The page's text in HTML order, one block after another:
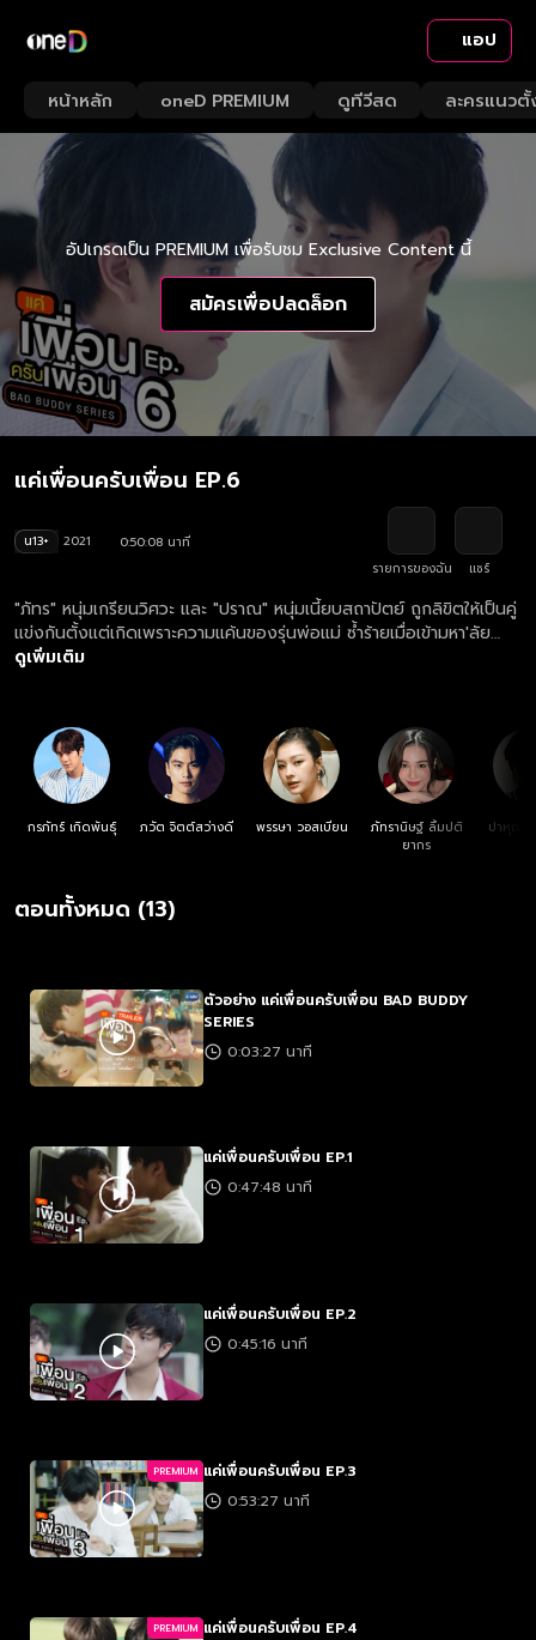
แอป
หน้าหลัก oneD PREMIUM ดูทีวีสด ละครแนวตั้
อัปเกรดเป็น PREMIUM เพื่อรับชม Exclusive Content นี้
สมัครเพื่อปลดล็อก
แค่เพื่อนครับเพื่อน EP.6
น13+ 2021
0:50:08 นาที
รายการของฉัน
แชร์
"ภัทร" หนุ่มเกรียนวิศวะ และ "ปราณ" หนุ่มเนี้ยบสถาปัตย์ ถูกลิขิตให้เป็นคู่
แข่งกันตั้งแต่เกิดเพราะความแค้นของรุ่นพ่อแม่ ซ้ำร้ายเมื่อเข้ามหา'ลัย
คณะของทั้งคู่ดันเป็นคู่อริกันอีก! เพื่อหลีกเลี่ยงการปะทะตามคำสั่งน้อง
เปิดโปงเมื่อไหร่!
ดูเพิ่มเติม
กรภัทร์ เกิดพันธุ์ ภวัต จิตต์สว่างดี พรรษา วอสเบียน
ภัทรานิษฐ์ ลิ้มปติ
ยากร
ปาหุณ จิ
ตอนทั้งหมด (13)
ตัวอย่าง แค่เพื่อนครับเพื่อน BAD BUDDY
SERIES
0:03:27 นาที
แค่เพื่อนครับเพื่อน EP.1
0:47:48 นาที
แค่เพื่อนครับเพื่อน EP.2
0:45:16 นาที
PREMIUM แค่เพื่อนครับเพื่อน EP.3
0:53:27 นาที
PREMIUM แค่เพื่อนครับเพื่อน EP.4